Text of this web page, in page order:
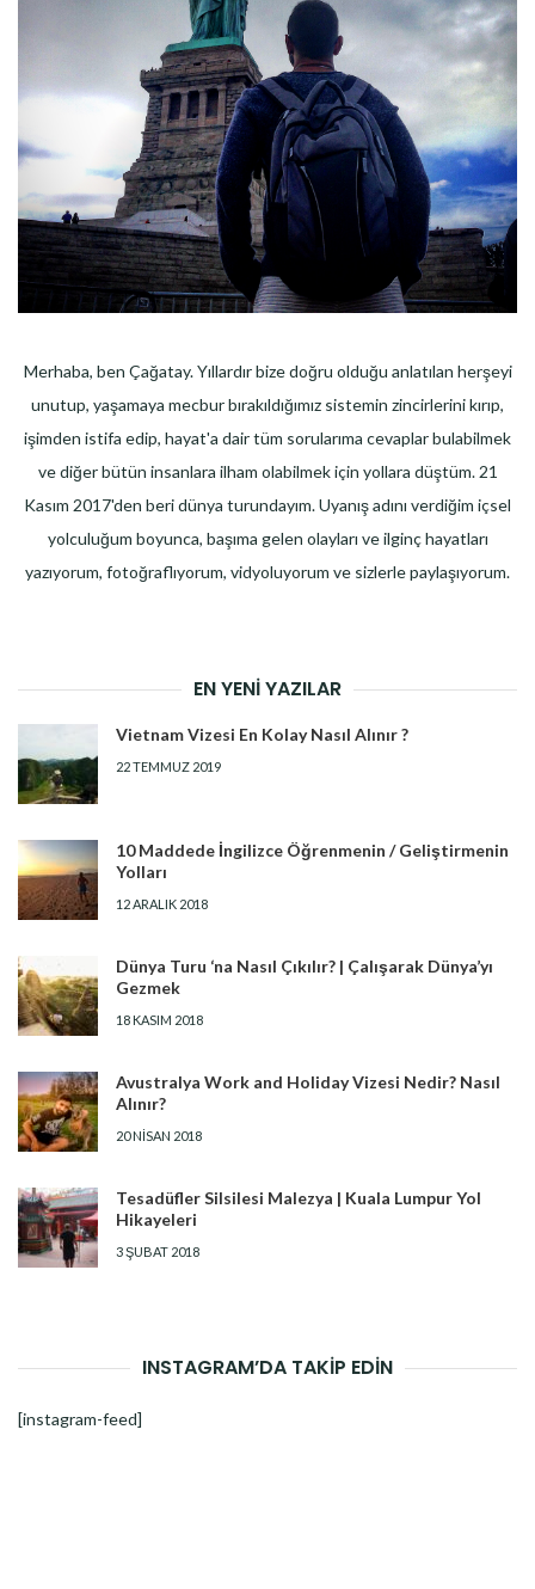
Merhaba, ben Çağatay. Yıllardır bize doğru olduğu anlatılan herşeyi
unutup, yaşamaya mecbur bırakıldığımız sistemin zincirlerini kırıp,
işimden istifa edip, hayat'a dair tüm sorularıma cevaplar bulabilmek
ve diğer bütün insanlara ilham olabilmek için yollara düştüm. 21
Kasım 2017'den beri dünya turundayım. Uyanış adını verdiğim içsel
yolculuğum boyunca, başıma gelen olayları ve ilginç hayatları
yazıyorum, fotoğraflıyorum, vidyoluyorum ve sizlerle paylaşıyorum.
EN YENI YAZILAR
Vietnam Vizesi En Kolay Nasıl Alınır ?
22 TEMMUZ 2019
10 Maddede İngilizce Öğrenmenin / Geliştirmenin
Yolları
12 ARALIK 2018
Dünya Turu ‘na Nasıl Çıkılır? | Çalışarak Dünya’yı
Gezmek
18 KASIM 2018
Avustralya Work and Holiday Vizesi Nedir? Nasıl
Alınır?
20 NISAN 2018
Tesadüfler Silsilesi Malezya | Kuala Lumpur Yol
Hikayeleri
3 ŞUBAT 2018
INSTAGRAM’DA TAKİP EDİN
[instagram-feed]